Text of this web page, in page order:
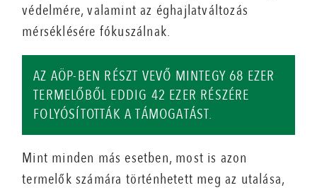
védelmére, valamint az éghajlatváltozás
mérséklésére fókuszálnak.
AZ AÖP-BEN RÉSZT VEVŐ MINTEGY 68 EZER
TERMELŐBŐL EDDIG 42 EZER RÉSZÉRE
FOLYÓSÍTOTTÁK A TÁMOGATÁST.
Mint minden más esetben, most is azon
termelők számára történhetett meg az utalása,